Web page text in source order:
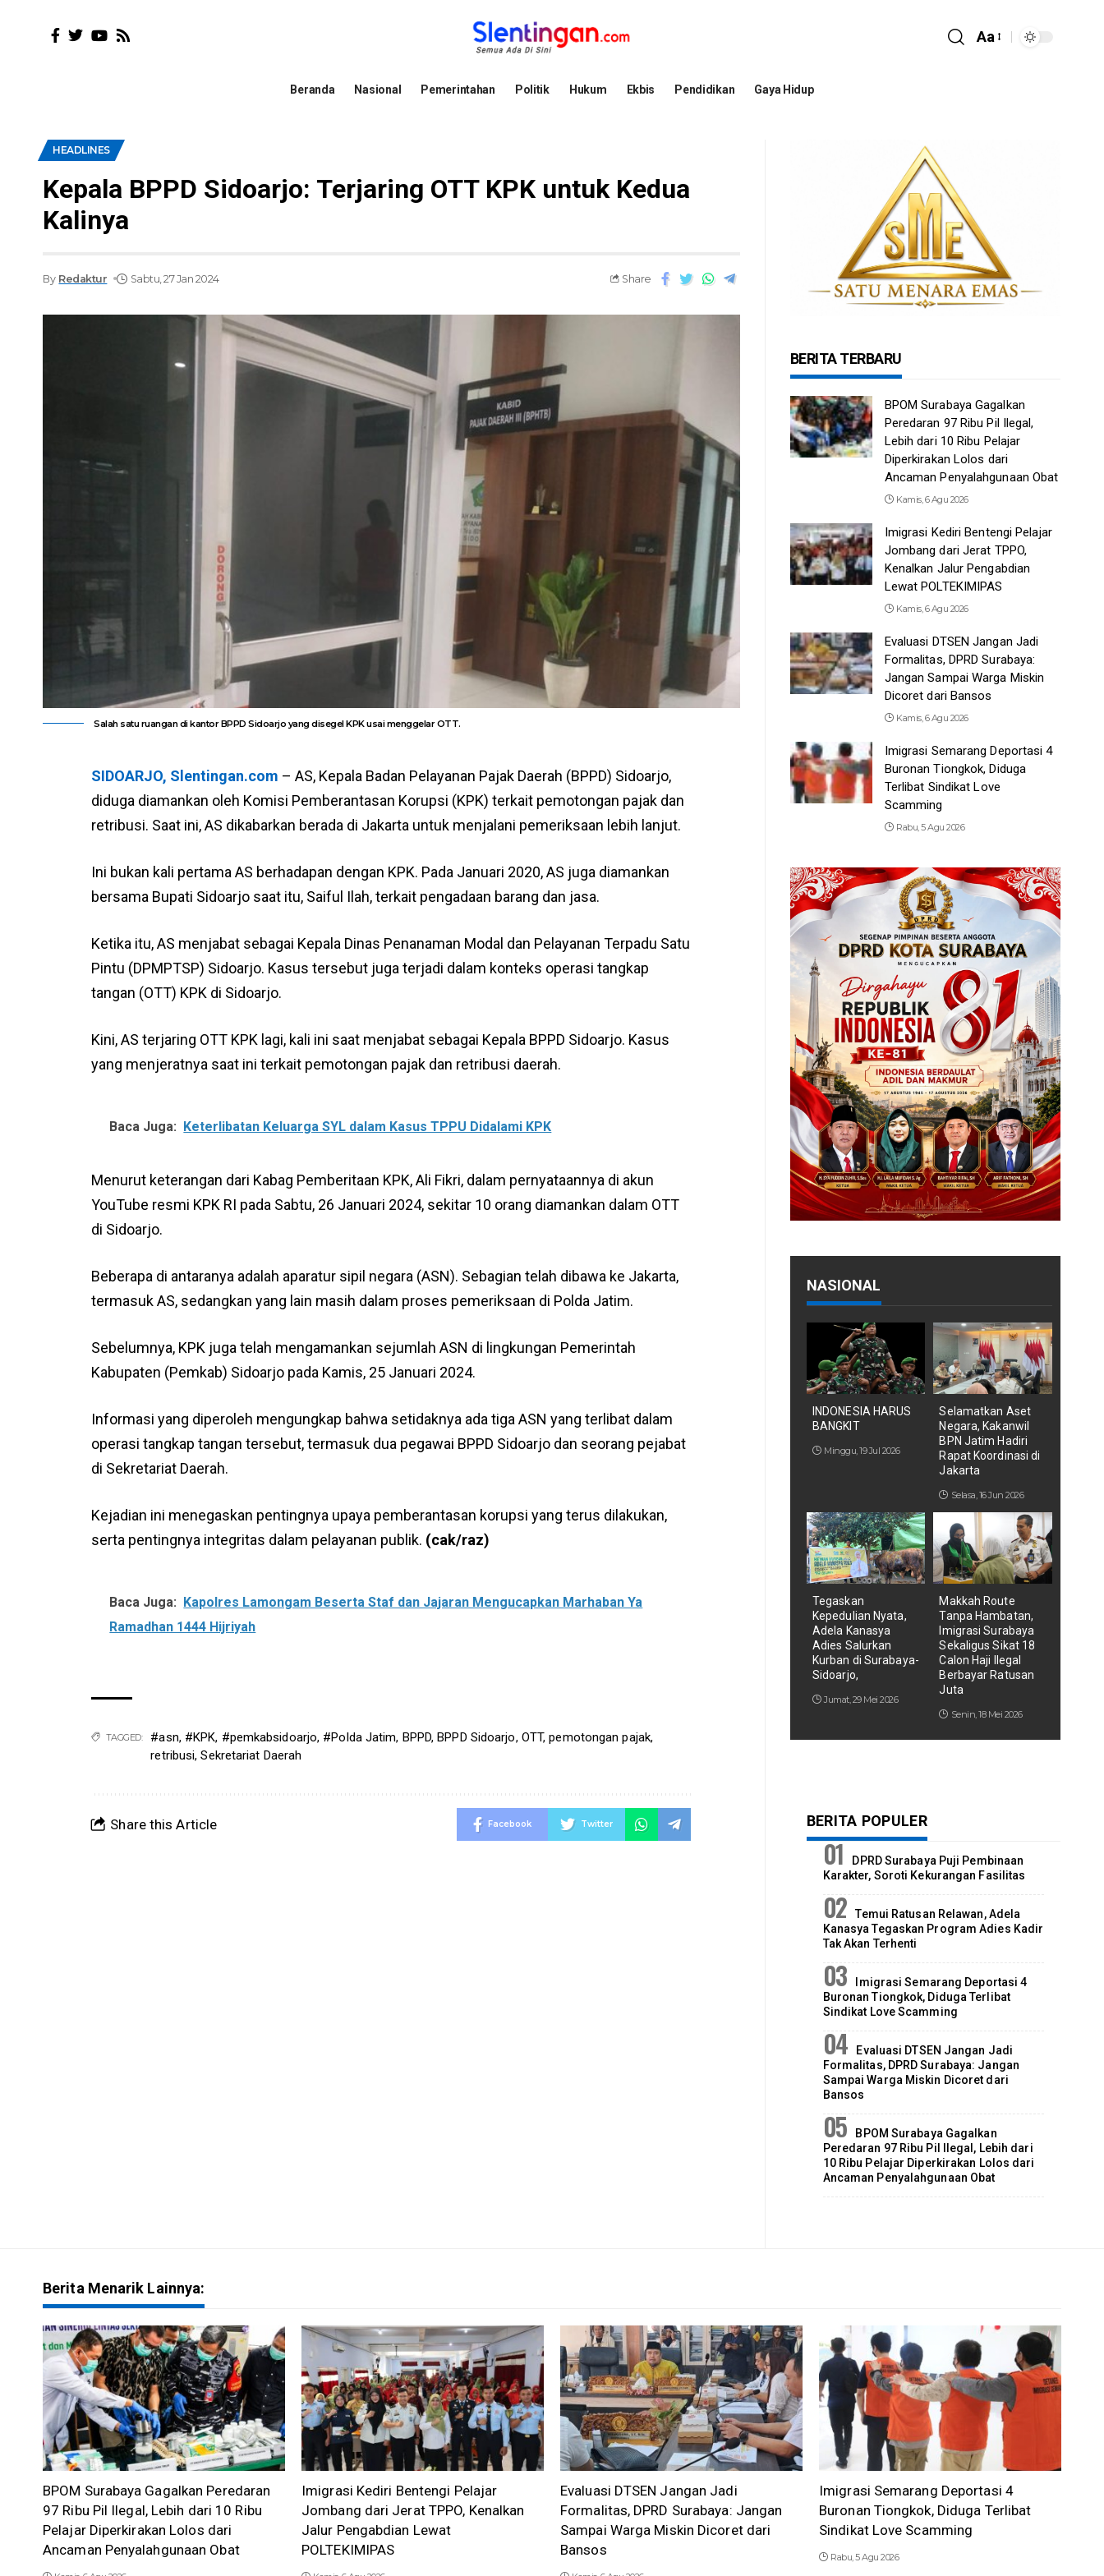
Aa
Beranda Nasional Pemerintahan Politik Hukum Ekbis Pendidikan Gaya Hidup
HEADLINES
Kepala BPPD Sidoarjo: Terjaring OTT KPK untuk Kedua
Kalinya
By Redaktur Sabtu, 27 Jan 2024 Share
Salah satu ruangan di kantor BPPD Sidoarjo yang disegel KPK usai menggelar OTT.
SIDOARJO, Slentingan.com – AS, Kepala Badan Pelayanan Pajak Daerah (BPPD) Sidoarjo,
diduga diamankan oleh Komisi Pemberantasan Korupsi (KPK) terkait pemotongan pajak dan
retribusi. Saat ini, AS dikabarkan berada di Jakarta untuk menjalani pemeriksaan lebih lanjut.
Ini bukan kali pertama AS berhadapan dengan KPK. Pada Januari 2020, AS juga diamankan
bersama Bupati Sidoarjo saat itu, Saiful Ilah, terkait pengadaan barang dan jasa.
Ketika itu, AS menjabat sebagai Kepala Dinas Penanaman Modal dan Pelayanan Terpadu Satu
Pintu (DPMPTSP) Sidoarjo. Kasus tersebut juga terjadi dalam konteks operasi tangkap
tangan (OTT) KPK di Sidoarjo.
Kini, AS terjaring OTT KPK lagi, kali ini saat menjabat sebagai Kepala BPPD Sidoarjo. Kasus
yang menjeratnya saat ini terkait pemotongan pajak dan retribusi daerah.
Baca Juga: Keterlibatan Keluarga SYL dalam Kasus TPPU Didalami KPK
Menurut keterangan dari Kabag Pemberitaan KPK, Ali Fikri, dalam pernyataannya di akun
YouTube resmi KPK RI pada Sabtu, 26 Januari 2024, sekitar 10 orang diamankan dalam OTT
di Sidoarjo.
Beberapa di antaranya adalah aparatur sipil negara (ASN). Sebagian telah dibawa ke Jakarta,
termasuk AS, sedangkan yang lain masih dalam proses pemeriksaan di Polda Jatim.
Sebelumnya, KPK juga telah mengamankan sejumlah ASN di lingkungan Pemerintah
Kabupaten (Pemkab) Sidoarjo pada Kamis, 25 Januari 2024.
Informasi yang diperoleh mengungkap bahwa setidaknya ada tiga ASN yang terlibat dalam
operasi tangkap tangan tersebut, termasuk dua pegawai BPPD Sidoarjo dan seorang pejabat
di Sekretariat Daerah.
Kejadian ini menegaskan pentingnya upaya pemberantasan korupsi yang terus dilakukan,
serta pentingnya integritas dalam pelayanan publik. (cak/raz)
Baca Juga: Kapolres Lamongam Beserta Staf dan Jajaran Mengucapkan Marhaban Ya
Ramadhan 1444 Hijriyah
TAGGED: #asn, #KPK, #pemkabsidoarjo, #Polda Jatim, BPPD,BPPD Sidoarjo, OTT,pemotongan pajak,
retribusi,Sekretariat Daerah
Share this Article Facebook Twitter
BERITA TERBARU
BPOM Surabaya Gagalkan
Peredaran 97 Ribu Pil Ilegal,
Lebih dari 10 Ribu Pelajar
Diperkirakan Lolos dari
Ancaman Penyalahgunaan Obat
Kamis, 6 Agu 2026
Imigrasi Kediri Bentengi Pelajar
Jombang dari Jerat TPPO,
Kenalkan Jalur Pengabdian
Lewat POLTEKIMIPAS
Kamis, 6 Agu 2026
Evaluasi DTSEN Jangan Jadi
Formalitas, DPRD Surabaya:
Jangan Sampai Warga Miskin
Dicoret dari Bansos
Kamis, 6 Agu 2026
Imigrasi Semarang Deportasi 4
Buronan Tiongkok, Diduga
Terlibat Sindikat Love
Scamming
Rabu, 5 Agu 2026
NASIONAL
INDONESIA HARUS
BANGKIT
Minggu, 19 Jul 2026
Selamatkan Aset
Negara, Kakanwil
BPN Jatim Hadiri
Rapat Koordinasi di
Jakarta
Selasa, 16 Jun 2026
Tegaskan
Kepedulian Nyata,
Adela Kanasya
Adies Salurkan
Kurban di Surabaya-
Sidoarjo,
Jumat, 29 Mei 2026
Makkah Route
Tanpa Hambatan,
Imigrasi Surabaya
Sekaligus Sikat 18
Calon Haji Ilegal
Berbayar Ratusan
Juta
Senin, 18 Mei 2026
BERITA POPULER
DPRD Surabaya Puji Pembinaan
Karakter, Soroti Kekurangan Fasilitas
Temui Ratusan Relawan, Adela
Kanasya Tegaskan Program Adies Kadir
Tak Akan Terhenti
Imigrasi Semarang Deportasi 4
Buronan Tiongkok, Diduga Terlibat
Sindikat Love Scamming
Evaluasi DTSEN Jangan Jadi
Formalitas, DPRD Surabaya: Jangan
Sampai Warga Miskin Dicoret dari
Bansos
BPOM Surabaya Gagalkan
Peredaran 97 Ribu Pil Ilegal, Lebih dari
10 Ribu Pelajar Diperkirakan Lolos dari
Ancaman Penyalahgunaan Obat
Berita Menarik Lainnya:
BPOM Surabaya Gagalkan Peredaran
97 Ribu Pil Ilegal, Lebih dari 10 Ribu
Pelajar Diperkirakan Lolos dari
Ancaman Penyalahgunaan Obat
Imigrasi Kediri Bentengi Pelajar
Jombang dari Jerat TPPO, Kenalkan
Jalur Pengabdian Lewat
POLTEKIMIPAS
Evaluasi DTSEN Jangan Jadi
Formalitas, DPRD Surabaya: Jangan
Sampai Warga Miskin Dicoret dari
Bansos
Imigrasi Semarang Deportasi 4
Buronan Tiongkok, Diduga Terlibat
Sindikat Love Scamming
Rabu, 5 Agu 2026